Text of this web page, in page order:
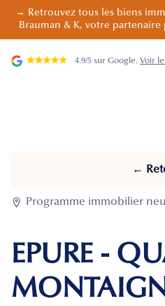
→ Retrouvez tous les biens
Brauman & K, votre
4.9/5 sur Google. Voir
←
 Programme immobilier
EPURE -